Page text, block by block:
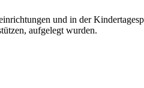
und in der
aufgelegt wurden.